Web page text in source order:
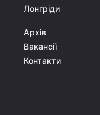
Лонгріди
Архів
Вакансії
Контакти